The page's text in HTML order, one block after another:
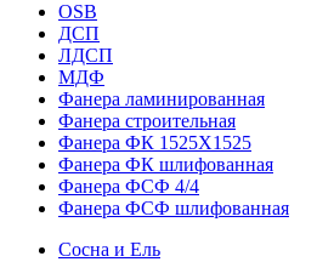
OSB
ДСП
ЛДСП
МДФ
Фанера ламинированная
Фанера строительная
Фанера ФК 1525Х1525
Фанера ФК шлифованная
Фанера ФСФ 4/4
Фанера ФСФ шлифованная
Сосна и Ель